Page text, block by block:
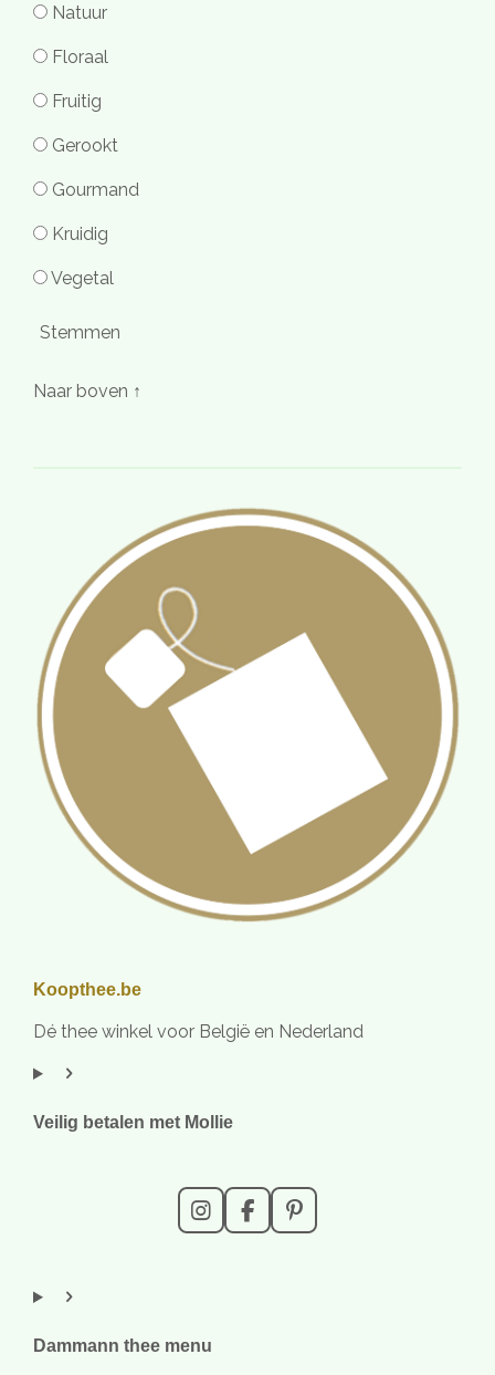
Natuur
Floraal
Fruitig
Gerookt
Gourmand
Kruidig
Vegetal
Stemmen
Naar boven ↑
Koopthee.be
Dé thee winkel voor België en Nederland
Veilig betalen met Mollie
I
n
r
F
a
P
i
Dammann thee menu